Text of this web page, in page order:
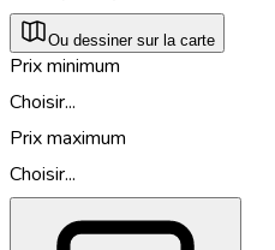
Ou dessiner sur la carte
Prix minimum
Choisir...
Prix maximum
Choisir...